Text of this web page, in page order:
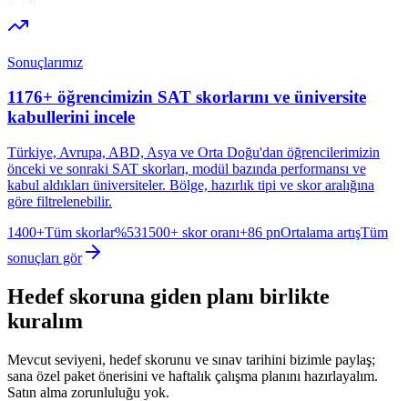
Sonuçlarımız
1176+ öğrencimizin SAT skorlarını ve üniversite
kabullerini incele
Türkiye, Avrupa, ABD, Asya ve Orta Doğu'dan öğrencilerimizin
önceki ve sonraki SAT skorları, modül bazında performansı ve
kabul aldıkları üniversiteler. Bölge, hazırlık tipi ve skor aralığına
göre filtrelenebilir.
1400+Tüm skorlar%531500+ skor oranı+86 pnOrtalama artışTüm
sonuçları gör
Hedef skoruna giden planı birlikte
kuralım
Mevcut seviyeni, hedef skorunu ve sınav tarihini bizimle paylaş;
sana özel paket önerisini ve haftalık çalışma planını hazırlayalım.
Satın alma zorunluluğu yok.